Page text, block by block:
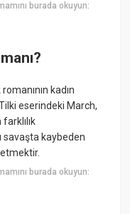
burada okuyun:
kadın
eserindeki March,
savaşta kaybeden
burada okuyun: